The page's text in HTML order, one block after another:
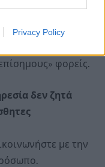
Privacy Policy
που ζητούν
φορείς.
δεν ζητά
με την